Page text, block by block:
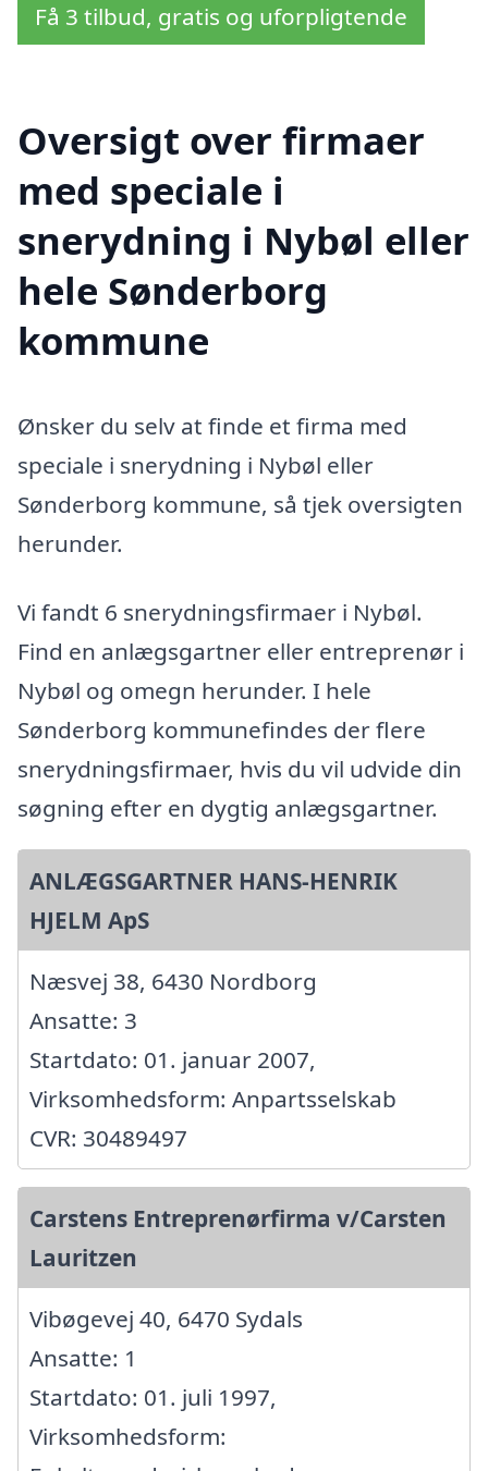
Få 3 tilbud, gratis og uforpligtende
Oversigt over firmaer
med speciale i
snerydning i Nybøl eller
hele Sønderborg
kommune
Ønsker du selv at finde et firma med
speciale i snerydning i Nybøl eller
Sønderborg kommune, så tjek oversigten
herunder.
Vi fandt 6 snerydningsfirmaer i Nybøl.
Find en anlægsgartner eller entreprenør i
Nybøl og omegn herunder. I hele
Sønderborg kommunefindes der flere
snerydningsfirmaer, hvis du vil udvide din
søgning efter en dygtig anlægsgartner.
ANLÆGSGARTNER HANS-HENRIK
HJELM ApS
Næsvej 38, 6430 Nordborg
Ansatte: 3
Startdato: 01. januar 2007,
Virksomhedsform: Anpartsselskab
CVR: 30489497
Carstens Entreprenørfirma v/Carsten
Lauritzen
Vibøgevej 40, 6470 Sydals
Ansatte: 1
Startdato: 01. juli 1997,
Virksomhedsform: